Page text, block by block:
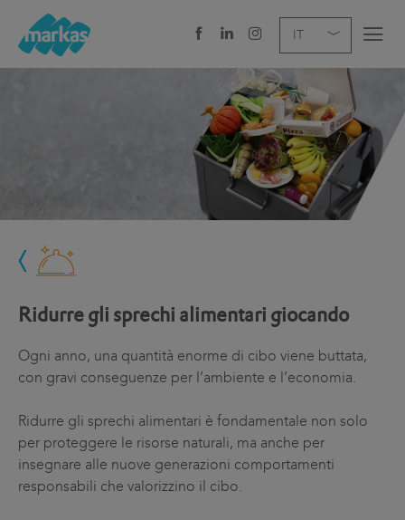
IT
DE
EN
CAREER
SEDI E CONTATTI
Ridurre gli sprechi alimentari giocando
Ogni anno, una quantità enorme di cibo viene buttata,
con gravi conseguenze per l’ambiente e l’economia.
Ridurre gli sprechi alimentari è fondamentale non solo
per proteggere le risorse naturali, ma anche per
insegnare alle nuove generazioni comportamenti
responsabili che valorizzino il cibo.